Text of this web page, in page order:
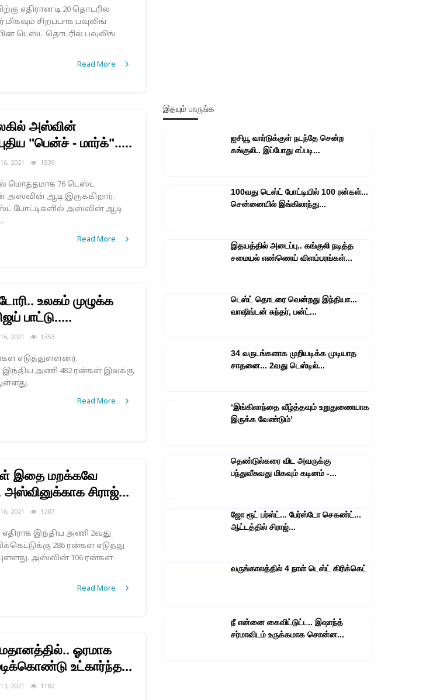
எதிரான டி 20 தொடரில்
சிறப்பாக பவுலிங்
டெஸ்ட் தொடரில் பவுலிங்
Read More
அஸ்வின்
"பென்ச் - மார்க்".....
2021 1539
மொத்தமாக 76 டெஸ்ட்
அஸ்வின் ஆடி இருக்கிறார்.
போட்டிகளில் அஸ்வின் ஆடி
Read More
உலகம் முழுக்க
பாட்டு.....
2021 1353
எடுத்துள்ளனர்.
இந்திய அணி 482 ரன்கள் இலக்கு
Read More
இதை மறக்கவே
சிராஜ்...
2021 1287
எதிராக இந்திய அணி 2வது
286 ரன்கள் எடுத்து
அஸ்வின் 106 ரன்கள்
Read More
ஓரமாக
உட்கார்ந்த...
2021 1182
இதயும் பாருங்க
ஐசியூ வார்டுக்குள் நடந்தே சென்ற
கங்குலி.. இப்போது எப்படி...
100வது டெஸ்ட் போட்டியில் 100 ரன்கள்...
சென்னையில் இங்கிலாந்து...
இதயத்தில் அடைப்பு.. கங்குலி நடித்த
சமையல் எண்ணெய் விளம்பரங்கள்...
டெஸ்ட் தொடரை வென்றது இந்தியா...
வாஷிங்டன் சுந்தர், பன்ட்...
34 வருடங்களாக முறியடிக்க முடியாத
சாதனை... 2வது டெஸ்டில்...
‘இங்கிலாந்தை வீழ்த்தவும் உறுதுணையாக
இருக்க வேண்டும்’
தெண்டுல்கரை விட அவருக்கு
பந்துவீசுவது மிகவும் கடினம் -...
ஜோ ரூட் பர்ஸ்ட்... பேர்ஸ்டோ செகண்ட்...
ஆட்டத்தில் சிராஜ்...
வருங்காலத்தில் 4 நாள் டெஸ்ட் கிரிக்கெட்
நீ என்னை கைவிட்டுட்ட.. இஷாந்த்
சர்மாவிடம் உருக்கமாக சொன்ன...